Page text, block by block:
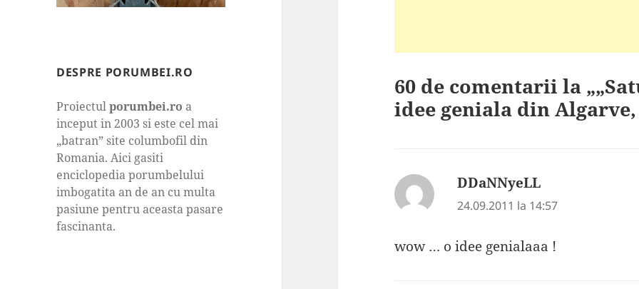
DESPRE PORUMBEI.RO
Proiectulporumbei.ro a
inceput in 2003 si este cel mai
„batran” site columbofil din
Romania. Aici gasiti
enciclopedia porumbelului
imbogatita an de an cu multa
pasiune pentru aceasta pasare
fascinanta.
60 de comentarii la
idee geniala din
DDaNNyeLL
24.09.2011 la 14:57
wow … o idee genialaaa !